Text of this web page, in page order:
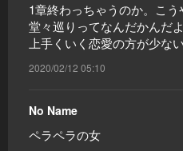
1章終わっちゃうのか。こ
堂々巡りってなんだかんだ
上手くいく恋愛の方が少な
2020/02/12 05:10
No Name
ペラペラの女